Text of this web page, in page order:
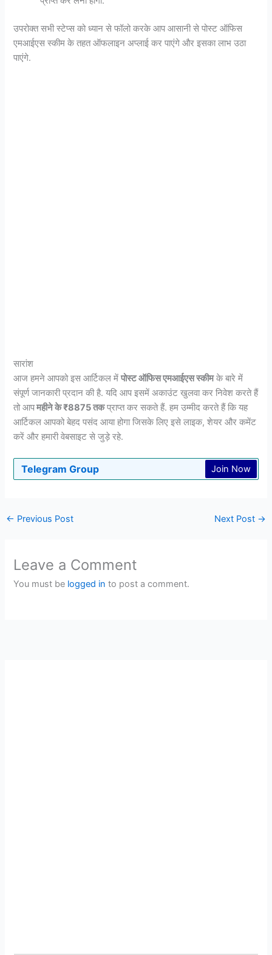
उपरोक्त सभी स्टेप्स को ध्यान से फॉलो करके आप आसानी से पोस्ट ऑफिस
एमआईएस स्कीम के तहत ऑफलाइन अप्लाई कर पाएंगे और इसका लाभ उठा
पाएंगे.
सारांश
आज हमने आपको इस आर्टिकल मेंपोस्ट ऑफिस एमआईएस स्कीमके बारे में
संपूर्ण जानकारी प्रदान की है. यदि आप इसमें अकाउंट खुलवा कर निवेश करते हैं
तो आपमहीने के ₹8875 तकप्राप्त कर सकते हैं. हम उम्मीद करते हैं कि यह
आर्टिकल आपको बेहद पसंद आया होगा जिसके लिए इसे लाइक, शेयर और कमेंट
करें और हमारी वेबसाइट से जुड़े रहे.
Telegram Group Join Now
← Previous Post Next Post →
Leave a Comment
You must be logged in to post a comment.